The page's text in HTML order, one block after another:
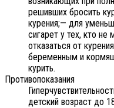
решивших бросить
курения;— для
сигарет у тех, кто
отказаться от
беременным и
курить.
Противопоказания
детский возраст до